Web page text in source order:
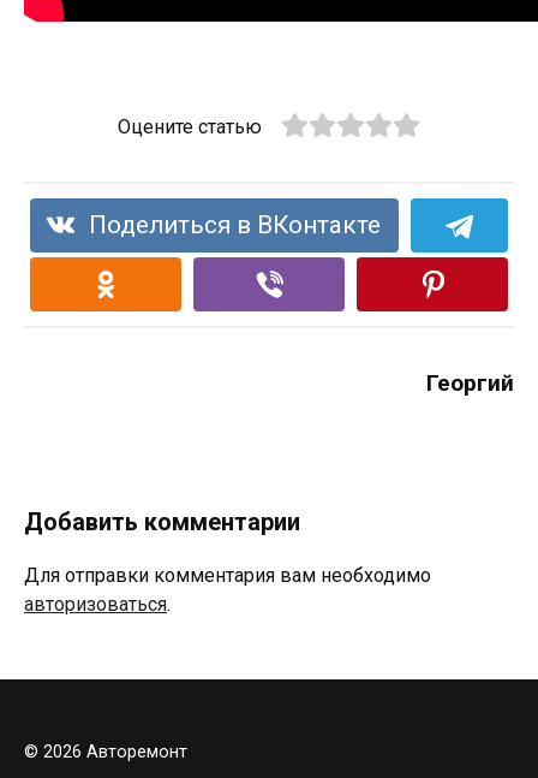
Оцените статью
Поделиться в ВКонтакте
Георгий
Добавить комментарии
Для отправки комментария вам необходимо
авторизоваться.
© 2026 Авторемонт